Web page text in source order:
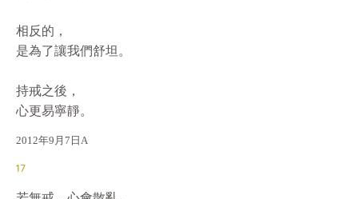
相反的，
是為了讓我們舒坦。
持戒之後，
心更易寧靜。
2012年9月7日A
17